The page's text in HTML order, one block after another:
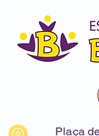
Plaça